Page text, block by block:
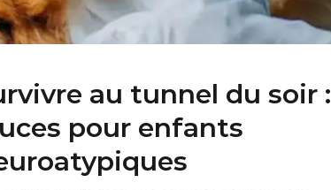
au tunnel du soir :
pour enfants